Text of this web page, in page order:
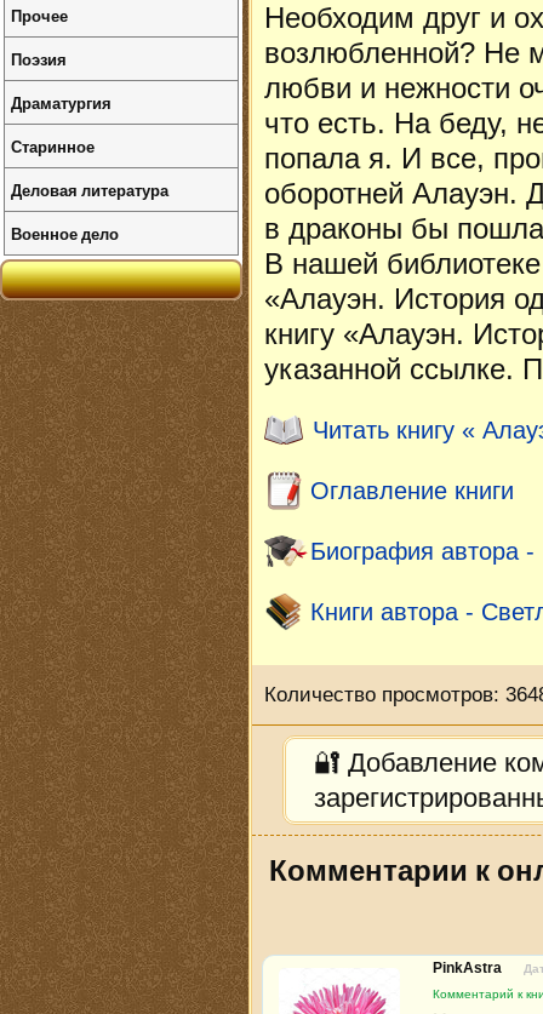
Необходим друг и
возлюбленной? Не
любви и нежности
что есть. На беду,
попала я. И все,
оборотней Алауэн.
в драконы бы
В нашей
«Алауэн. История
книгу «Алауэн.
указанной ссылке.
Читать книгу «
Оглавление книги
Биография автора
Книги автора -
Количество просмотров:
🔐 Добавление
Комментарии к
PinkAstra
Комментарий к
Прочее
Поэзия
Драматургия
Старинное
Деловая литература
Военное дело